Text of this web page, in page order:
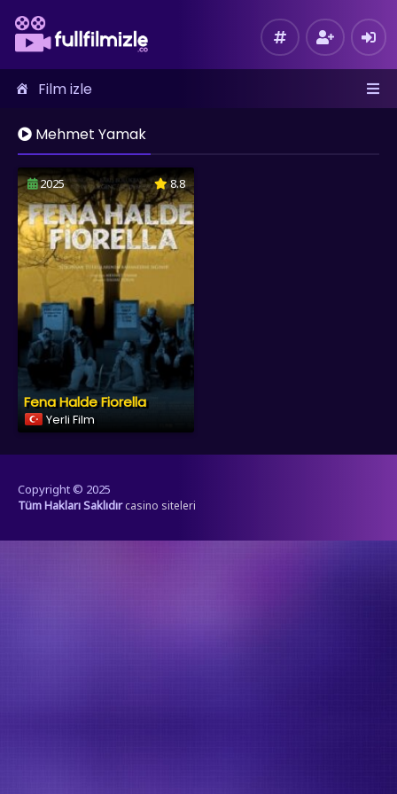
Film izle
Mehmet Yamak
2025 8.8
Fena Halde Fiorella
Yerli Film
Copyright © 2025
Tüm Hakları Saklıdır casino siteleri